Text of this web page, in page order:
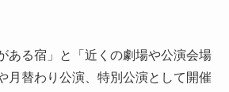
ある宿」と「近くの劇場や公演会場
月替わり公演、特別公演として開催